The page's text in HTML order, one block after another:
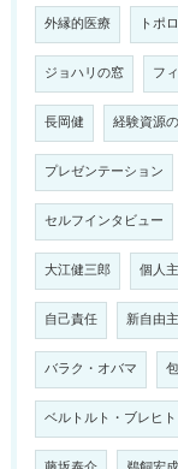
外縁的医療 トポ
ジョハリの窓 フ
長岡健 経験資源
プレゼンテーション
セルフインタビュー
大江健三郎 個人
自己責任 新自由
バラク・オバマ
ベルトルト・ブレヒト